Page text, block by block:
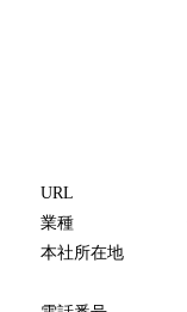
URL
業種
本社所在地